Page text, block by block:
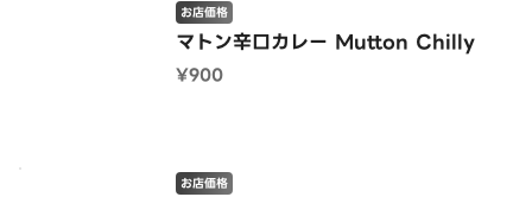
マトン辛口カレー Mutton Chilly
お店価格
¥900
お店価格